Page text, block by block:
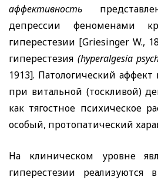
аффективность
депрессии феноменами
гиперестезии [Griesinger W.,
гиперестезия (hyperalgesia
1913]. Патологический
при витальной (тоскливой)
как тягостное психическое
особый, протопатический
На клиническом уровне
гиперестезии реализуются